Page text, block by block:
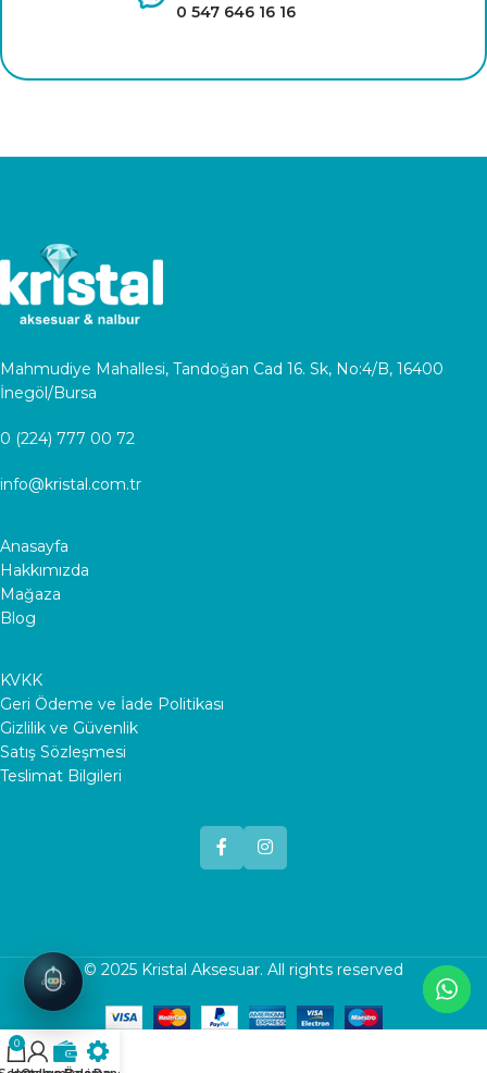
0 547 646 16 16
Mahmudiye Mahallesi, Tandoğan Cad 16. Sk, No:4/B, 16400
İnegöl/Bursa
0 (224) 777 00 72
info@kristal.com.tr
Anasayfa
Hakkımızda
Mağaza
Blog
KVKK
Geri Ödeme ve İade Politikası
Gizlilik ve Güvenlik
Satış Sözleşmesi
Teslimat Bilgileri
© 2025 Kristal Aksesuar. All rights reserved
0